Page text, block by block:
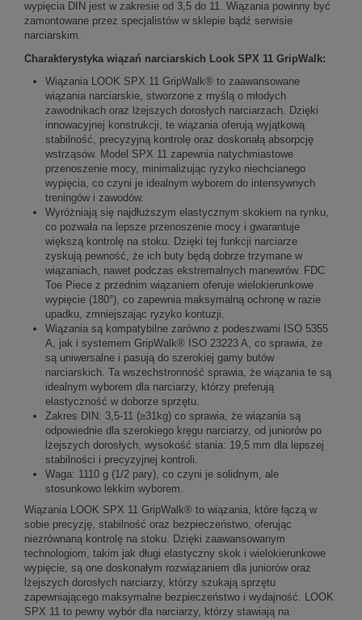
wypięcia DIN jest w zakresie od 3,5 do 11. Wiązania powinny być
zamontowane przez specjalistów w sklepie bądź serwisie
narciarskim.
Charakterystyka wiązań narciarskich Look SPX 11 GripWalk:
Wiązania LOOK SPX 11 GripWalk® to zaawansowane
wiązania narciarskie, stworzone z myślą o młodych
zawodnikach oraz lżejszych dorosłych narciarzach. Dzięki
innowacyjnej konstrukcji, te wiązania oferują wyjątkową
stabilność, precyzyjną kontrolę oraz doskonałą absorpcję
wstrząsów. Model SPX 11 zapewnia natychmiastowe
przenoszenie mocy, minimalizując ryzyko niechcianego
wypięcia, co czyni je idealnym wyborem do intensywnych
treningów i zawodów.
Wyróżniają się najdłuższym elastycznym skokiem na rynku,
co pozwala na lepsze przenoszenie mocy i gwarantuje
większą kontrolę na stoku. Dzięki tej funkcji narciarze
zyskują pewność, że ich buty będą dobrze trzymane w
wiązaniach, nawet podczas ekstremalnych manewrów. FDC
Toe Piece z przednim wiązaniem oferuje wielokierunkowe
wypięcie (180°), co zapewnia maksymalną ochronę w razie
upadku, zmniejszając ryzyko kontuzji.
Wiązania są kompatybilne zarówno z podeszwami ISO 5355
A, jak i systemem GripWalk® ISO 23223 A, co sprawia, że
są uniwersalne i pasują do szerokiej gamy butów
narciarskich. Ta wszechstronność sprawia, że wiązania te są
idealnym wyborem dla narciarzy, którzy preferują
elastyczność w doborze sprzętu.
Zakres DIN: 3,5-11 (≥31kg) co sprawia, że wiązania są
odpowiednie dla szerokiego kręgu narciarzy, od juniorów po
lżejszych dorosłych, wysokość stania: 19,5 mm dla lepszej
stabilności i precyzyjnej kontroli.
Waga: 1110 g (1/2 pary), co czyni je solidnym, ale
stosunkowo lekkim wyborem.
Wiązania LOOK SPX 11 GripWalk® to wiązania, które łączą w
sobie precyzję, stabilność oraz bezpieczeństwo, oferując
niezrównaną kontrolę na stoku. Dzięki zaawansowanym
technologiom, takim jak długi elastyczny skok i wielokierunkowe
wypięcie, są one doskonałym rozwiązaniem dla juniorów oraz
lżejszych dorosłych narciarzy, którzy szukają sprzętu
zapewniającego maksymalne bezpieczeństwo i wydajność. LOOK
SPX 11 to pewny wybór dla narciarzy, którzy stawiają na